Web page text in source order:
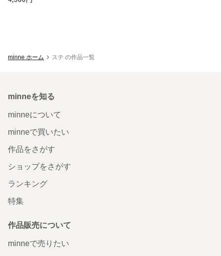
minne ホーム ステ の作品一覧
minneを知る
minneについて
minneで買いたい
作品をさがす
ショップをさがす
ランキング
特集
作品販売について
minneで売りたい